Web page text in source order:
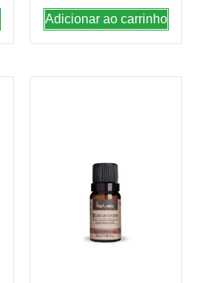
Adicionar ao carrinho